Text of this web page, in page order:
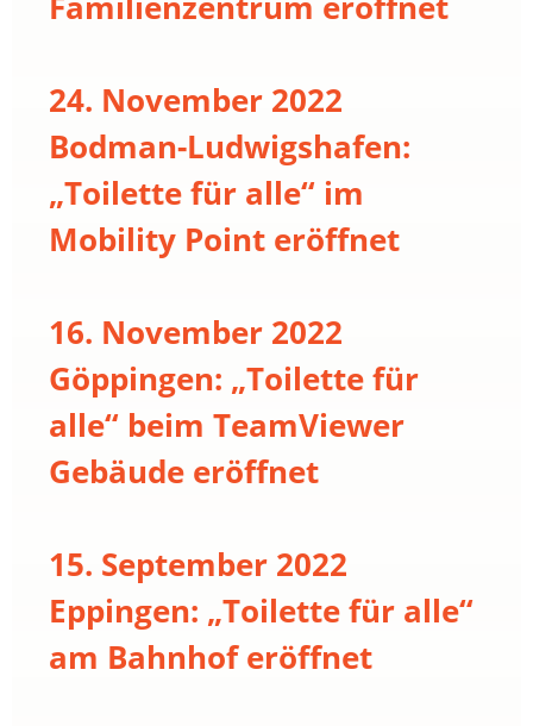
24. November 2022
Bodman-Ludwigshafen:
„Toilette für alle“ im
Mobility Point eröffnet
16. November 2022
Göppingen: „Toilette für
alle“ beim TeamViewer
Gebäude eröffnet
15. September 2022
Eppingen: „Toilette für alle“
am Bahnhof eröffnet